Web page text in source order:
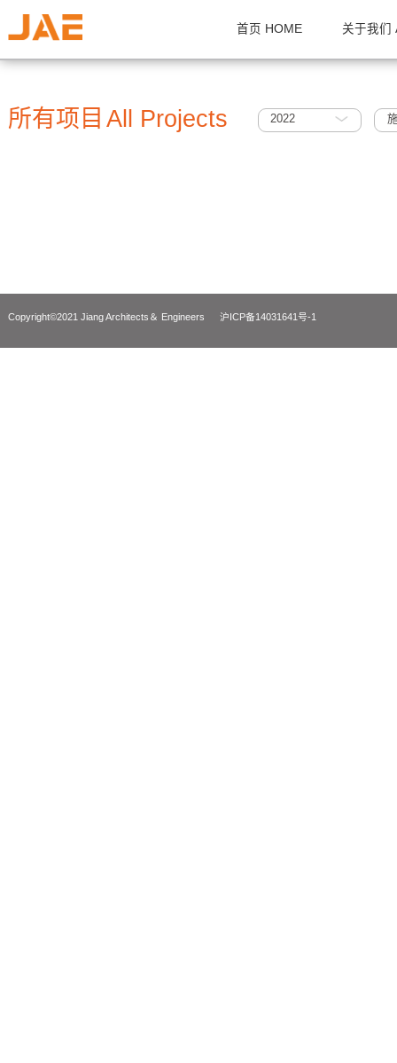
首页 HOME 关
所有项目 All Projects 2022
Copyright©2021 Jiang Architects＆ Engineers 沪ICP备14031641号-1